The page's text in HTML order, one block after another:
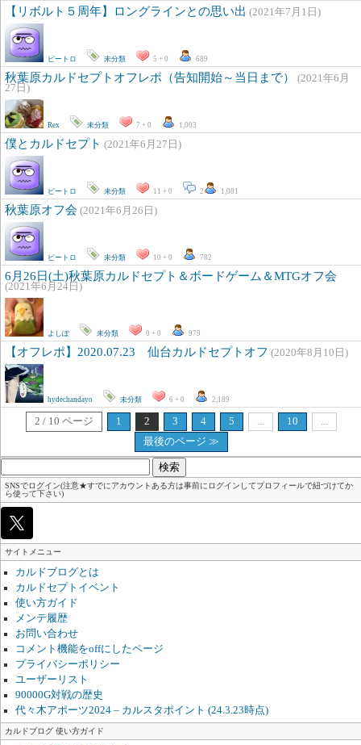
【リボルト５周年】ロングラインとの思い出 (2021年7月1日)
ピートロ 未分類 5 + 0 689
秋葉原カルドセプトオフレポ（告知開始～当日まで）
(2021年6月
27日)
Rex 未分類 7 + 0 1,003
僕とカルドセプト (2021年6月27日)
ピートロ 未分類 11 + 0 2 1,081
秋葉原オフ会 (2021年6月26日)
ピートロ 未分類 10 + 0 782
6月26日(土)秋葉原カルドセプト＆ボードゲーム＆MTGオフ会
(2021年6月24日)
よしぽ 未分類 0 + 0 979
【オフレポ】2020.07.23 仙台カルドセプトオフ (2020年8月10日)
hydechandayo 未分類 6 + 0 2,189
2 / 10 ページ 1 2 3 4 5 ... 10
...
最後のページ ≫
索:
SNSでログイン(注意★すでにアカウントある方は事前にログインしてプロフィールで紐づけてか
ら使って下さい)
サイトメニュー
カルドブログとは
カルドセプトイベント
使い方ガイド
メンテ履歴
お問い合わせ
コメント機能をoffにしたページ
プライバシーポリシー
ユーザーリスト
90000G対戦の歴史
代々木アポーツ2024 – カルスタポイント (24.3.23時点)
カルドブログ 使い方ガイド